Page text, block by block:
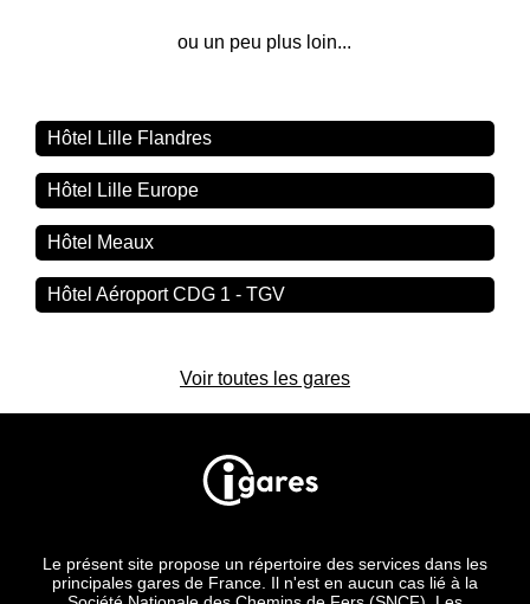
ou un peu plus loin...
Hôtel Lille Flandres
Hôtel Lille Europe
Hôtel Meaux
Hôtel Aéroport CDG 1 - TGV
Voir toutes les gares
Le présent site propose un répertoire des services dans les
principales gares de France. Il n'est en aucun cas lié à la